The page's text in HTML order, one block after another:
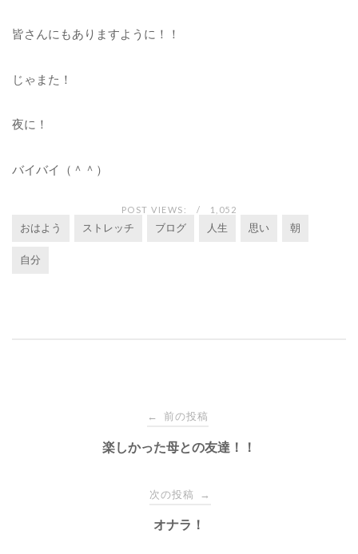
皆さんにもありますように！！
じゃまた！
夜に！
バイバイ（＾＾）
POST VIEWS: 1,052
おはよう ストレッチ ブログ 人生 思い 朝
自分
← 前の投稿
楽しかった母との友達！！
次の投稿 →
オナラ！